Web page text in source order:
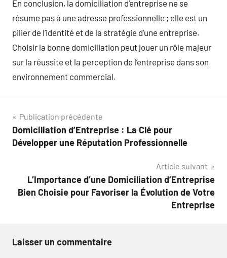
En conclusion, la domiciliation d’entreprise ne se
résume pas à une adresse professionnelle ; elle est un
pilier de l’identité et de la stratégie d’une entreprise.
Choisir la bonne domiciliation peut jouer un rôle majeur
sur la réussite et la perception de l’entreprise dans son
environnement commercial.
Navigation
de
Publication précédente
Domiciliation d’Entreprise : La Clé pour
Développer une Réputation Professionnelle
Article suivant
L’Importance d’une Domiciliation d’Entreprise
Bien Choisie pour Favoriser la Évolution de Votre
Entreprise
Laisser un commentaire